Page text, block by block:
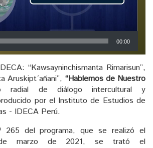
Reproductor
de
audio
00:00
“Kawsayninchismanta Rimarisun”,
Aruskipt´añani”, “Hablemos de Nuestro
radial de diálogo intercultural y
por el Instituto de Estudios de
- IDECA Perú.
265 del programa, que se realizó el
marzo de 2021, se trató el